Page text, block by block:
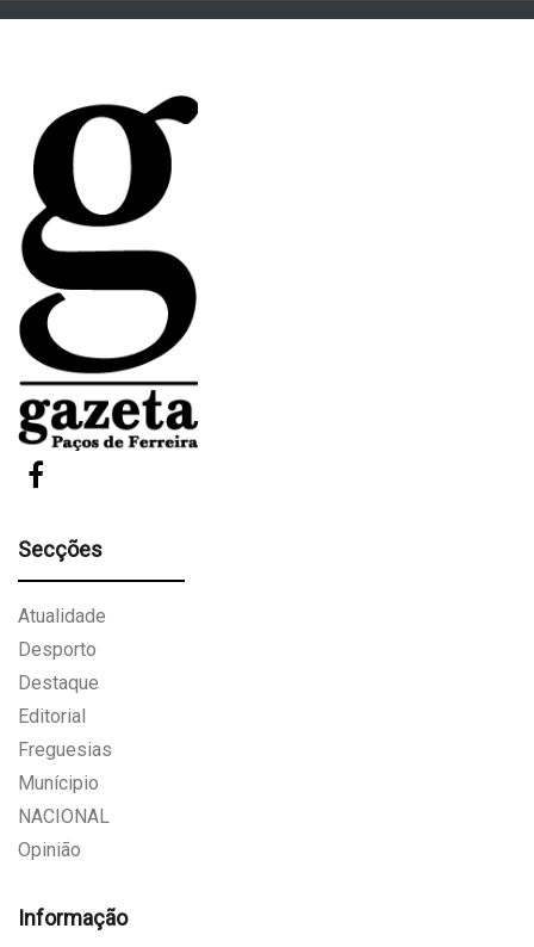
Secções
Atualidade
Desporto
Destaque
Editorial
Freguesias
Munícipio
NACIONAL
Opinião
Informação